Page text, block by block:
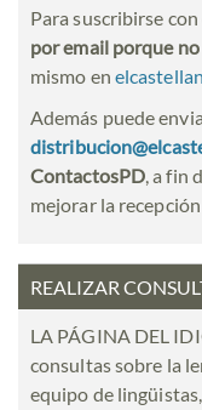
Para suscribirse
por email porque
mismo en
Además puede
ContactosPD, a fin
mejorar la
REALIZAR
LA PÁGINA DEL
consultas sobre la
equipo de